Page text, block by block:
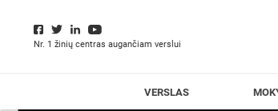
Nr. 1 žinių centras augančiam verslui
VERSLAS